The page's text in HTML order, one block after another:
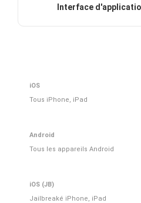
Interface
iOS
Tous iPhone, iPad
Android
Tous les appareils Android
iOS (JB)
Jailbreaké iPhone, iPad